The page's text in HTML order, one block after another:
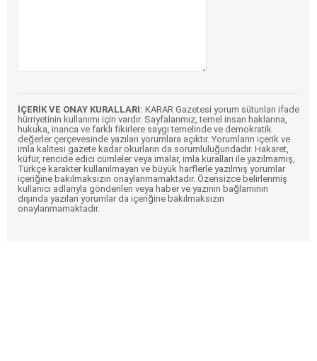
İÇERİK VE ONAY KURALLARI: KARAR Gazetesi yorum sütunları ifade
hürriyetinin kullanımı için vardır. Sayfalarımız, temel insan haklarına,
hukuka, inanca ve farklı fikirlere saygı temelinde ve demokratik
değerler çerçevesinde yazılan yorumlara açıktır. Yorumların içerik ve
imla kalitesi gazete kadar okurların da sorumluluğundadır. Hakaret,
küfür, rencide edici cümleler veya imalar, imla kuralları ile yazılmamış,
Türkçe karakter kullanılmayan ve büyük harflerle yazılmış yorumlar
içeriğine bakılmaksızın onaylanmamaktadır. Özensizce belirlenmiş
kullanıcı adlarıyla gönderilen veya haber ve yazının bağlamının
dışında yazılan yorumlar da içeriğine bakılmaksızın
onaylanmamaktadır.